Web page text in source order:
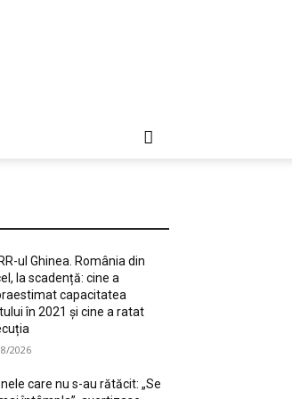
ul Ghinea. România din
la scadență: cine a
capacitatea
în 2021 și cine a ratat
2026
care nu s-au rătăcit: „Se